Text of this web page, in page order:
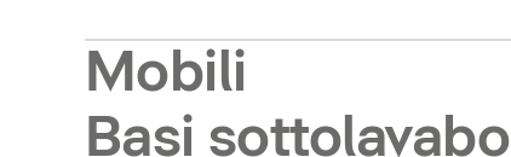
Mobili
Basi sottolavabo